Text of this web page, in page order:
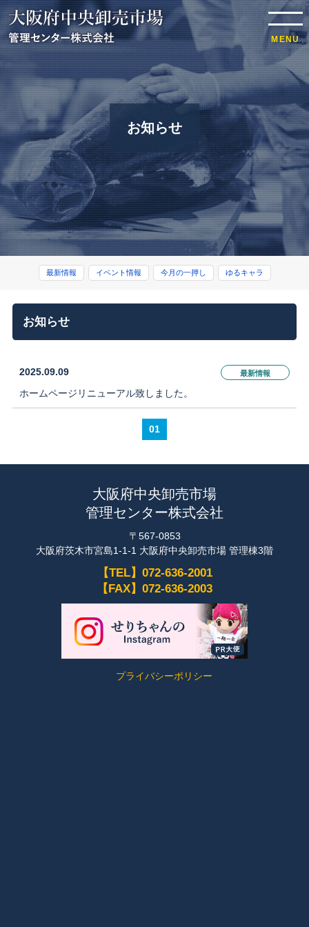
t
o
g
g
n
a
i
g
a
t
o
n
MENU
お知らせ
最新情報 イベント情報 今月の一押し ゆるキャラ
お知らせ
2025.09.09 最新情報
ホームページリニューアル致しました。
01
大阪府中央卸売市場
管理センター株式会社
〒567-0853
大阪府茨木市宮島1-1-1 大阪府中央卸売市場 管理棟3階
【TEL】072-636-2001
【FAX】072-636-2003
プライバシーポリシー